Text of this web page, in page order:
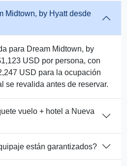
Midtown, by Hyatt desde
para Dream Midtown, by
USD por persona, con
USD para la ocupación
se revalida antes de reservar.
vuelo + hotel a Nueva
están garantizados?